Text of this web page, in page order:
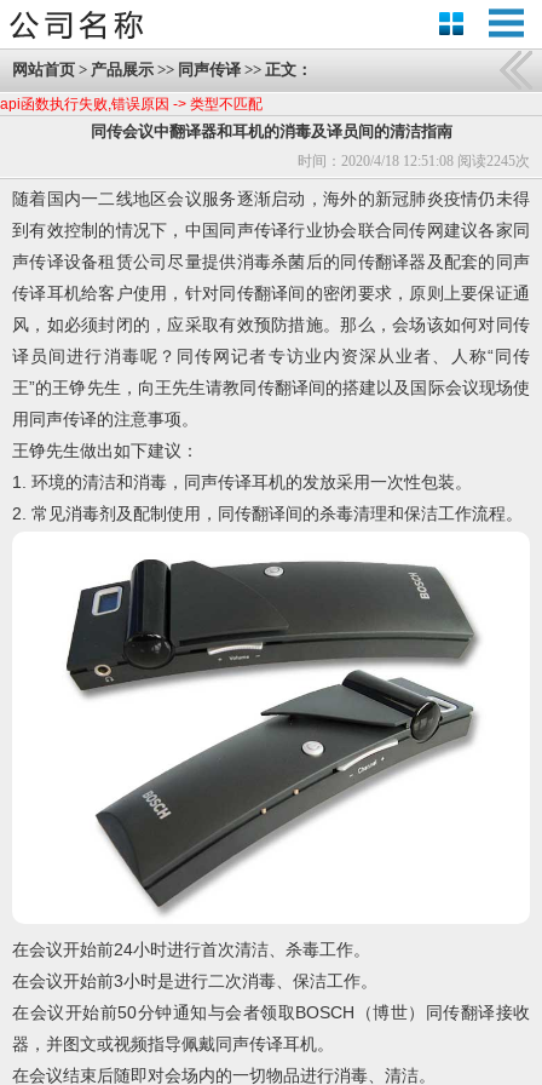
网站首页 > 产品展示 >> 同声传译 >> 正文：
api函数执行失败,错误原因 -> 类型不匹配
同传会议中翻译器和耳机的消毒及译员间的清洁指南
时间：2020/4/18 12:51:08 阅读2245次
随着国内一二线地区会议服务逐渐启动，海外的新冠肺炎疫情仍未得
到有效控制的情况下，中国同声传译行业协会联合同传网建议各家同
声传译设备租赁公司尽量提供消毒杀菌后的同传翻译器及配套的同声
传译耳机给客户使用，针对同传翻译间的密闭要求，原则上要保证通
风，如必须封闭的，应采取有效预防措施。那么，会场该如何对同传
译员间进行消毒呢？同传网记者专访业内资深从业者、人称“同传
王”的王铮先生，向王先生请教同传翻译间的搭建以及国际会议现场使
用同声传译的注意事项。
王铮先生做出如下建议：
1. 环境的清洁和消毒，同声传译耳机的发放采用一次性包装。
2. 常见消毒剂及配制使用，同传翻译间的杀毒清理和保洁工作流程。
在会议开始前24小时进行首次清洁、杀毒工作。
在会议开始前3小时是进行二次消毒、保洁工作。
在会议开始前50分钟通知与会者领取BOSCH（博世）同传翻译接收
器，并图文或视频指导佩戴同声传译耳机。
在会议结束后随即对会场内的一切物品进行消毒、清洁。